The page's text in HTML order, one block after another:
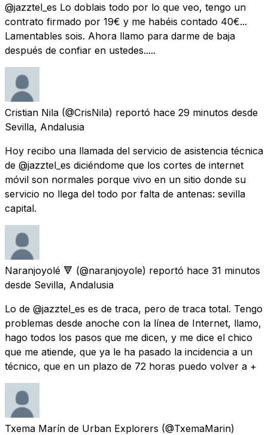
@jazztel_es Lo doblais todo por lo que veo, tengo un
contrato firmado por 19€ y me habéis contado 40€...
Lamentables sois. Ahora llamo para darme de baja
después de confiar en ustedes.....
Cristian Nila (@CrisNila) reportó hace 29 minutos desde
Sevilla, Andalusia
Hoy recibo una llamada del servicio de asistencia técnica
de @jazztel_es diciéndome que los cortes de internet
móvil son normales porque vivo en un sitio donde su
servicio no llega del todo por falta de antenas: sevilla
capital.
Naranjoyolé 🔻 (@naranjoyole) reportó hace 31 minutos
desde Sevilla, Andalusia
Lo de @jazztel_es es de traca, pero de traca total. Tengo
problemas desde anoche con la línea de Internet, llamo,
hago todos los pasos que me dicen, y me dice el chico
que me atiende, que ya le ha pasado la incidencia a un
técnico, que en un plazo de 72 horas puedo volver a +
Txema Marín de Urban Explorers (@TxemaMarin)